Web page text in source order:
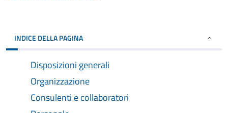
INDICE DELLA PAGINA
Disposizioni generali
Organizzazione
Consulenti e collaboratori